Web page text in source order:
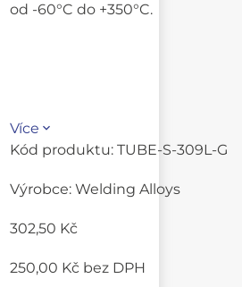
od -60°C do +350°C.
Více
Kód produktu: TUBE-S-309L-G
Výrobce: Welding Alloys
302,50 Kč
250,00 Kč bez DPH